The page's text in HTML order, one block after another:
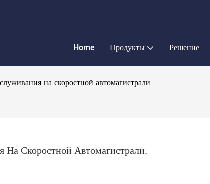
Home Продукты Решение
на скоростной автомагистрали.
Скоростной Автомагистрали.